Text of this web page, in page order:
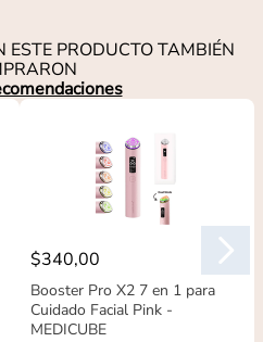
ESTE PRODUCTO TAMBIÉN
$340,00
Booster Pro X2 7 en 1 para
Cuidado Facial Pink -
MEDICUBE